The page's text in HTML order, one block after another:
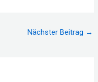
Nächster Beitrag →